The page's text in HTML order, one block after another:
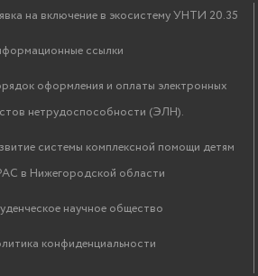
на включение в экосистему УНТИ 20.35
ссылки
оформления и оплаты электронных
нетрудоспособности (ЭЛН).
системы комплексной помощи детям
в Нижегородской области
научное общество
конфиденциальности